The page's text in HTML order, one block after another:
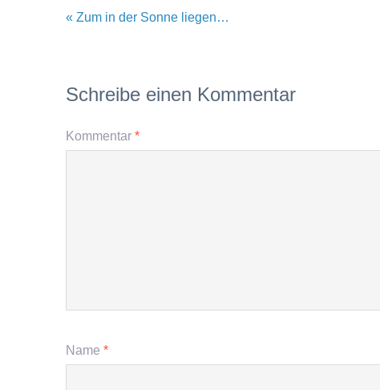
« Zum in der Sonne liegen…
Schreibe einen Kommentar
Kommentar *
Name *